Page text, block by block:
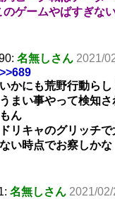
のゲームやばすぎな
名無しさん 2021/
>>689
いかにも荒野行動ら
うまい事やって検知
もん
ドリキャのグリッチ
ない時点でお察しかな
名無しさん 2021/